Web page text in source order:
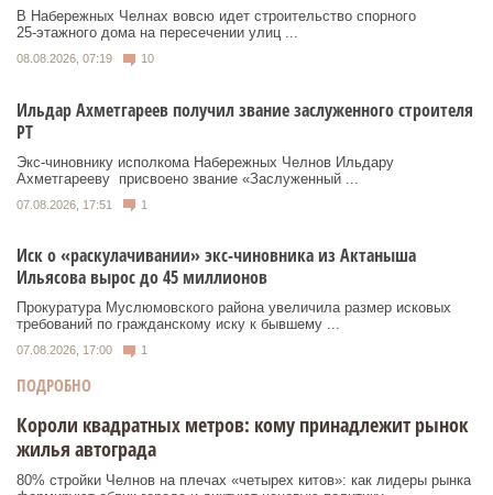
В Набережных Челнах вовсю идет строительство спорного
25‑этажного дома на пересечении улиц ...
08.08.2026, 07:19 10
Ильдар Ахметгареев получил звание заслуженного строителя
РТ
Экс‑чиновнику исполкома Набережных Челнов Ильдару
Ахметгарееву присвоено звание «Заслуженный ...
07.08.2026, 17:51 1
Иск о «раскулачивании» экс-чиновника из Актаныша
Ильясова вырос до 45 миллионов
Прокуратура Муслюмовского района увеличила размер исковых
требований по гражданскому иску к бывшему ...
07.08.2026, 17:00 1
ПОДРОБНО
Короли квадратных метров: кому принадлежит рынок
жилья автограда
80% стройки Челнов на плечах «четырех китов»: как лидеры рынка